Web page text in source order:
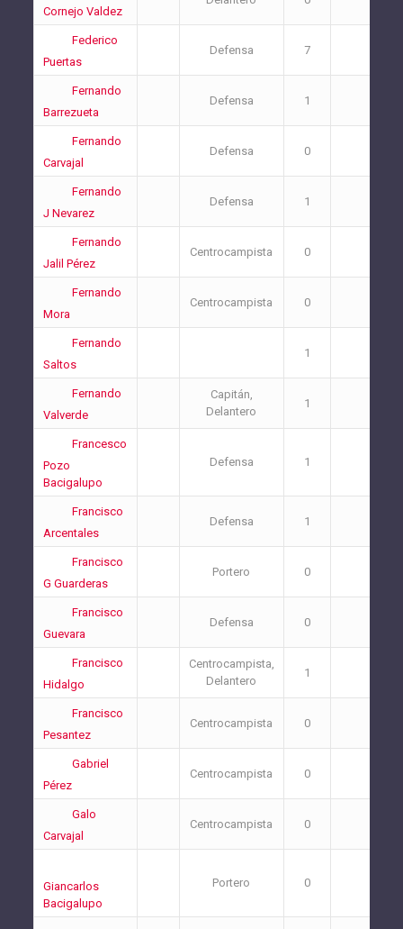
Cornejo Valdez
Federico
Puertas
Defensa 7
Fernando
Barrezueta
Defensa 1
Fernando
Carvajal
Defensa 0
Fernando
J Nevarez
Defensa 1
Fernando
Jalil Pérez
Centrocampista 0
Fernando
Mora
Centrocampista 0
Fernando
Saltos
1
Fernando
Valverde
Capitán,
Delantero
1
Francesco
Pozo
Bacigalupo
Defensa 1
Francisco
Arcentales
Defensa 1
Francisco
G Guarderas
Portero 0
Francisco
Guevara
Defensa 0
Francisco
Hidalgo
Centrocampista,
Delantero
1
Francisco
Pesantez
Centrocampista 0
Gabriel
Pérez
Centrocampista 0
Galo
Carvajal
Centrocampista 0
Giancarlos
Bacigalupo
Portero 0